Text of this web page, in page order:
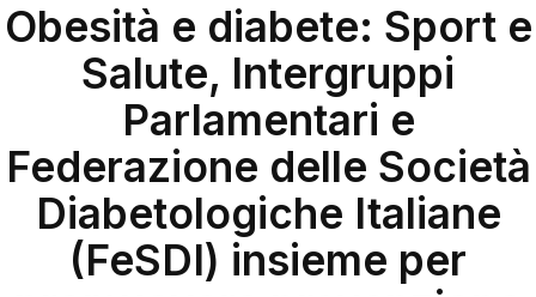
Obesità e diabete: Sport e
Salute, Intergruppi
Parlamentari e
Federazione delle Società
Diabetologiche Italiane
(FeSDI) insieme per